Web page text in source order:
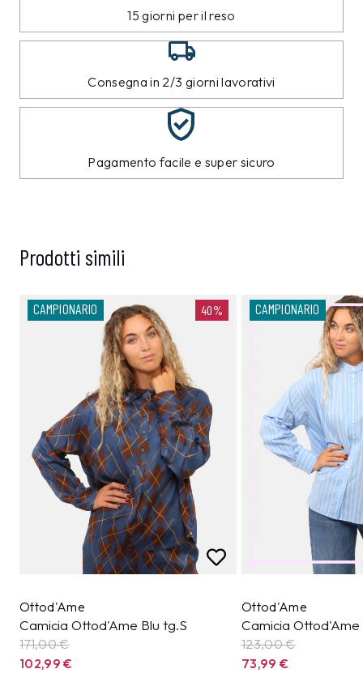
15 giorni per il reso
Consegna in 2/3 giorni lavorativi
Pagamento facile e super sicuro
Prodotti simili
CAMPIONARIO 40%
Ottod'Ame
Camicia Ottod'Ame Blu tg.S
171,00 €
102,99€
CAMPIONARIO
Ottod'Ame
Camicia
123,00 €
73,99€